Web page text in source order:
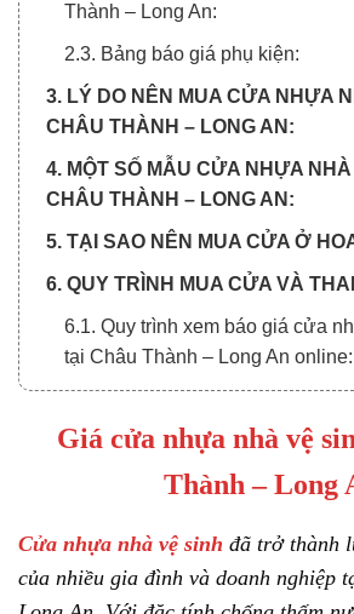
Thành – Long An:
2.3. Bảng báo giá phụ kiện:
3. LÝ DO NÊN MUA CỬA NHỰA
CHÂU THÀNH – LONG AN:
4. MỘT SỐ MẪU CỬA NHỰA NHÀ
CHÂU THÀNH – LONG AN:
5. TẠI SAO NÊN MUA CỬA Ở
6. QUY TRÌNH MUA CỬA VÀ
6.1. Quy trình xem báo giá cửa
tại Châu Thành – Long An online:
Giá cửa nhựa nhà vệ
Thành – Long
Cửa nhựa nhà vệ sinh đã trở thành
của nhiều gia đình và doanh nghiệp